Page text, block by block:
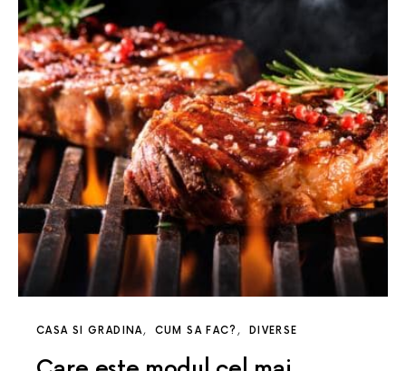
CASA SI GRADINA CUM SA FAC? DIVERSE